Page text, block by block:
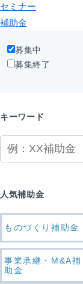
セミナー
補助金
募集中
募集終了
キーワード
人気補助金
ものづくり補助金
事業承継・M&A補
助金